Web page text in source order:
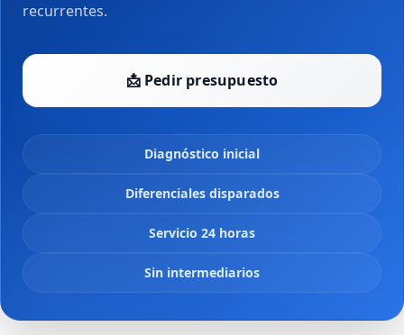
recurrentes.
📩 Pedir presupuesto
Diagnóstico inicial
Diferenciales disparados
Servicio 24 horas
Sin intermediarios